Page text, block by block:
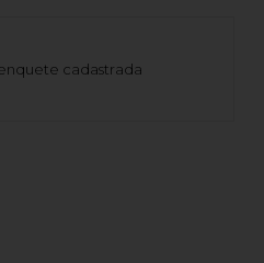
cadastrada